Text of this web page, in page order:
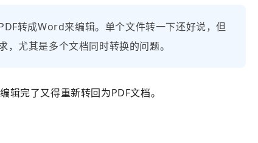
转成Word来编辑。单个文件转一下还好说，但
尤其是多个文档同时转换的问题。
完了又得重新转回为PDF文档。